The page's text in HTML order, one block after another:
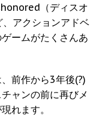
（ディスオ
、アクションアドベ
ームがたくさんあ
前作から3年後(?)
ャンの前に再びメ
れます。